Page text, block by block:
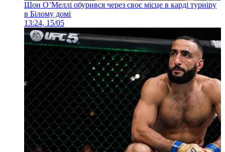
Шон О’Меллі обурився через своє місце в карді турніру
в Білому домі
13:24, 15/05